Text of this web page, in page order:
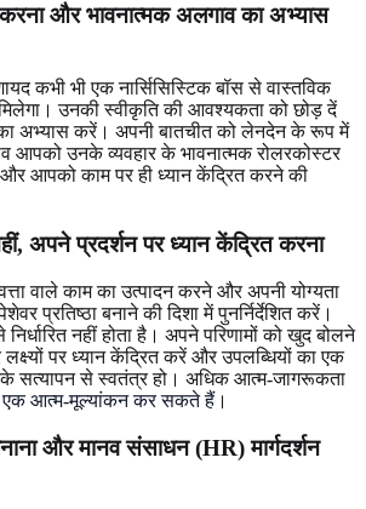
और भावनात्मक अलगाव का अभ्यास
कभी भी एक नार्सिसिस्टिक बॉस से वास्तविक
उनकी स्वीकृति की आवश्यकता को छोड़ दें
अभ्यास करें। अपनी बातचीत को लेनदेन के रूप में
आपको उनके व्यवहार के भावनात्मक रोलरकोस्टर
आपको काम पर ही ध्यान केंद्रित करने की
अपने प्रदर्शन पर ध्यान केंद्रित करना
वाले काम का उत्पादन करने और अपनी योग्यता
प्रतिष्ठा बनाने की दिशा में पुनर्निर्देशित करें।
नहीं होता है। अपने परिणामों को खुद बोलने
पर ध्यान केंद्रित करें और उपलब्धियों का एक
सत्यापन से स्वतंत्र हो। अधिक आत्म-जागरूकता
एक आत्म-मूल्यांकन कर सकते हैं ।
और मानव संसाधन (HR) मार्गदर्शन